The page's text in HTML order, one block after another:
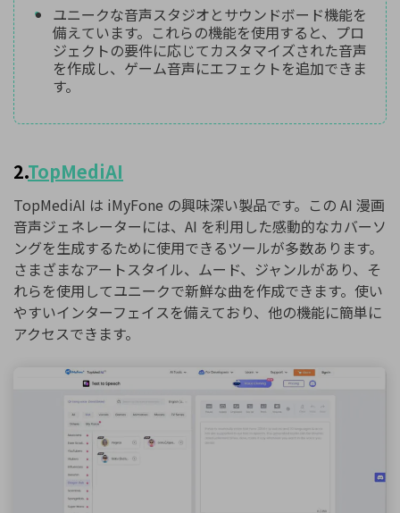
ユニークな音声スタジオとサウンドボード機能を
備えています。これらの機能を使用すると、プロ
ジェクトの要件に応じてカスタマイズされた音声
を作成し、ゲーム音声にエフェクトを追加できま
す。
2.TopMediAI
TopMediAI は iMyFone の興味深い製品です。この AI 漫画
音声ジェネレーターには、AI を利用した感動的なカバーソ
ングを生成するために使用できるツールが多数あります。
さまざまなアートスタイル、ムード、ジャンルがあり、そ
れらを使用してユニークで新鮮な曲を作成できます。使い
やすいインターフェイスを備えており、他の機能に簡単に
アクセスできます。